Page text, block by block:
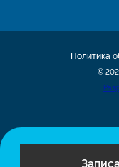
©
Политика